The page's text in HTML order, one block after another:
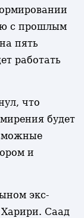
с прошлым
пять
работать
что
будет
и
экс-
Саад